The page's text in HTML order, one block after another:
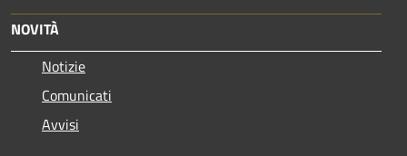
NOVITÀ
Notizie
Comunicati
Avvisi